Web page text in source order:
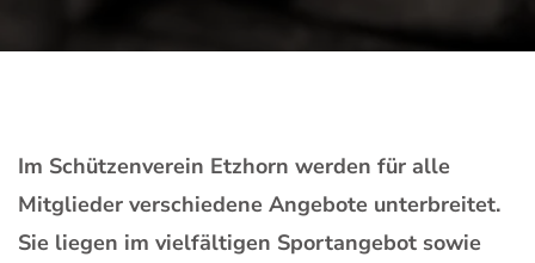
Im Schützenverein Etzhorn werden für alle
Mitglieder verschiedene Angebote unterbreitet.
Sie liegen im vielfältigen Sportangebot sowie